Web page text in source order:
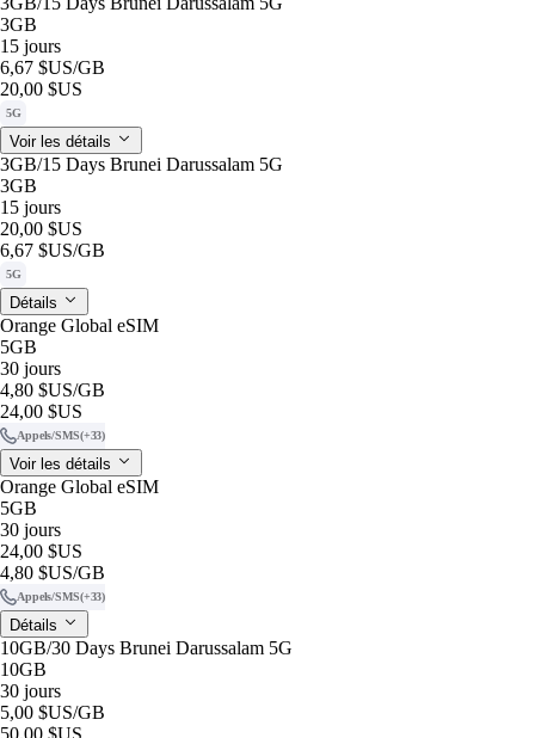
3GB
15 jours
6,67 $US/GB
20,00 $US
5G
Voir les détails
3GB/15 Days Brunei Darussalam 5G
3GB
15 jours
20,00 $US
6,67 $US/GB
5G
Détails
Orange Global eSIM
5GB
30 jours
4,80 $US/GB
24,00 $US
Appels/SMS(+33)
Voir les détails
Orange Global eSIM
5GB
30 jours
24,00 $US
4,80 $US/GB
Appels/SMS(+33)
Détails
10GB/30 Days Brunei Darussalam 5G
10GB
30 jours
5,00 $US/GB
50,00 $US